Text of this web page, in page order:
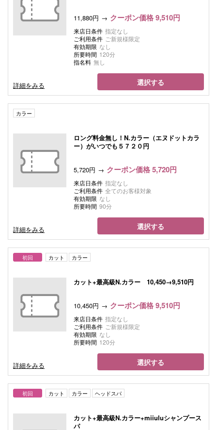
11,880円 クーポン価格 9,510円
来店日条件 指定なし
ご利用条件 ご新規様限定
有効期限 なし
所要時間 120分
指名料 無し
詳細をみる 選択する
カラー
ロング料金無し！N.カラー（エヌドットカラ
ー）がいつでも５７２０円
5,720円 クーポン価格 5,720円
来店日条件 指定なし
ご利用条件 全てのお客様対象
有効期限 なし
所要時間 90分
詳細をみる 選択する
初回 カット カラー
カット+最高級N.カラー 10,450→9,510円
10,450円 クーポン価格 9,510円
来店日条件 指定なし
ご利用条件 ご新規様限定
有効期限 なし
所要時間 120分
詳細をみる 選択する
初回 カット カラー ヘッドスパ
カット+最高級N.カラー+miiuluシャンプース
パ